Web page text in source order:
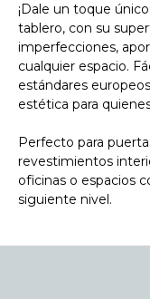
¡Dale un toque
tablero, con su
imperfecciones,
cualquier espacio.
estándares
estética para
Perfecto para
revestimientos
oficinas o espacios
siguiente nivel.